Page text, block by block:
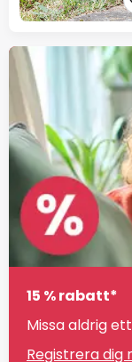
15 % rabatt*
Missa aldrig
Registrera dig